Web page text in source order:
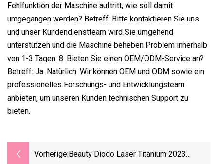
Fehlfunktion der Maschine auftritt, wie soll damit
umgegangen werden? Betreff: Bitte kontaktieren Sie uns
und unser Kundendienstteam wird Sie umgehend
unterstützen und die Maschine beheben Problem innerhalb
von 1-3 Tagen. 8. Bieten Sie einen OEM/ODM-Service an?
Betreff: Ja. Natürlich. Wir können OEM und ODM sowie ein
professionelles Forschungs- und Entwicklungsteam
anbieten, um unseren Kunden technischen Support zu
bieten.
Vorherige: Beauty Diodo Laser Titanium 2023